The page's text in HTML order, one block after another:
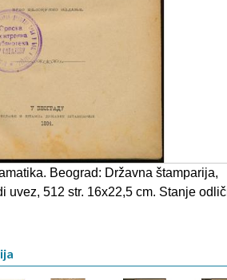
Beograd: Državna štamparija,
uvez, 512 str. 16x22,5 cm. Stanje